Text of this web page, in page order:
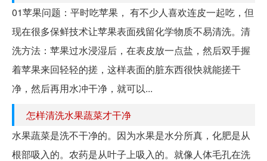
01苹果问题：平时吃苹果， 有不少人喜欢连皮一起吃，但
现在很多保鲜技术让苹果表面残留化学物质不易清洗。清
洗方法：苹果过水浸湿后，在表皮放一点盐，然后双手握
着苹果来回轻轻的搓，这样表面的脏东西很快就能搓干
净，然后再用水冲干净，就可以...
怎样清洗水果蔬菜才干净
水果蔬菜是洗不干净的。因为水果是水分所真，化肥是从
根部吸入的。农药是从叶子上吸入的。就像人体毛孔在洗